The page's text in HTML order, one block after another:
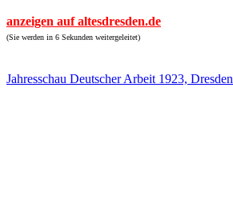
anzeigen auf altesdresden.de
(Sie werden in 6 Sekunden weitergeleitet)
Jahresschau Deutscher Arbeit 1923, Dresden